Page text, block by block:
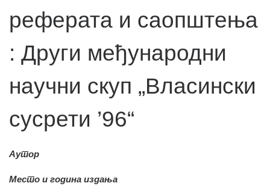
реферата и саопштења
: Други међународни
научни скуп „Власински
сусрети ’96“
Аутор
Место и година издања